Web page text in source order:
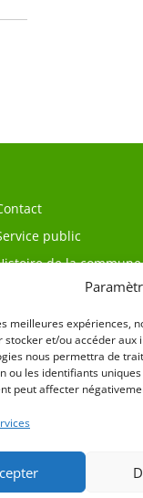
meilleures expériences,
stocker et/ou accéder
nous permettra de
ou les identifiants
peut affecter
public
de la commune